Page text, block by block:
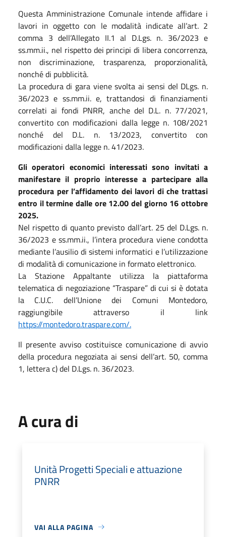
Questa Amministrazione Comunale intende affidare i
lavori in oggetto con le modalità indicate all’art. 2
comma 3 dell’Allegato II.1 al D.Lgs. n. 36/2023 e
ss.mm.ii., nel rispetto dei principi di libera concorrenza,
non discriminazione, trasparenza, proporzionalità,
nonché di pubblicità.
La procedura di gara viene svolta ai sensi del DLgs. n.
36/2023 e ss.mm.ii. e, trattandosi di finanziamenti
correlati ai fondi PNRR, anche del D.L. n. 77/2021,
convertito con modificazioni dalla legge n. 108/2021
nonché del D.L. n. 13/2023, convertito con
modificazioni dalla legge n. 41/2023.
Gli operatori economici interessati sono invitati a
manifestare il proprio interesse a partecipare alla
procedura per l’affidamento dei lavori di che trattasi
entro il termine dalle ore 12.00 del giorno 16 ottobre
2025.
Nel rispetto di quanto previsto dall’art. 25 del D.Lgs. n.
36/2023 e ss.mm.ii., l’intera procedura viene condotta
mediante l’ausilio di sistemi informatici e l’utilizzazione
di modalità di comunicazione in formato elettronico.
La Stazione Appaltante utilizza la piattaforma
telematica di negoziazione “Traspare” di cui si è dotata
la C.U.C. dell’Unione dei Comuni Montedoro,
raggiungibile attraverso il link
https://montedoro.traspare.com/.
Il presente avviso costituisce comunicazione di avvio
della procedura negoziata ai sensi dell’art. 50, comma
1, lettera c) del D.Lgs. n. 36/2023.
A cura di
Unità Progetti Speciali e attuazione
PNRR
VAI ALLA PAGINA